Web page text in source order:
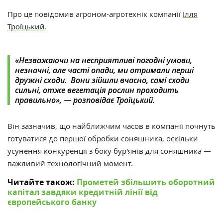
Про це повідомив агроном-агротехнік компанії Ілля
Троїцький.
«Незважаючи на несприятливі погодні умови,
незначні, але часті опади, ми отримали перші
дружні сходи. Вони зійшли вчасно, самі сходи
сильні, отже вегетація рослин проходить
правильно», — розповідає Троїцький.
Він зазначив, що найближчим часов в компанії почнуть
готуватися до першої обробки соняшника, оскільки
усунення конкуренції з боку бур'янів для соняшника —
важливий технологічний момент.
Читайте також: Прометей збільшить оборотний
капітал завдяки кредитній лінії від
європейського банку